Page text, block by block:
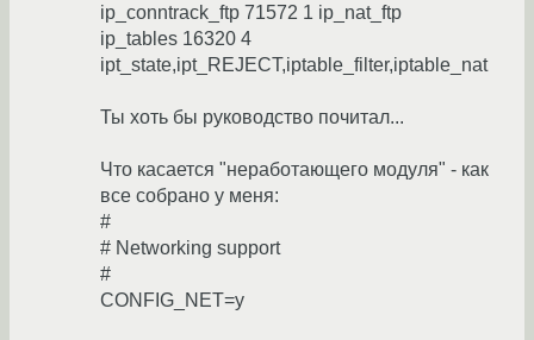
ip_conntrack_ftp 71572 1 ip_nat_ftp
ip_tables 16320 4
ipt_state,ipt_REJECT,iptable_filter,iptable_nat
Ты хоть бы руководство почитал...
Что касается "неработающего модуля" - как
все собрано у меня:
#
# Networking support
#
CONFIG_NET=y